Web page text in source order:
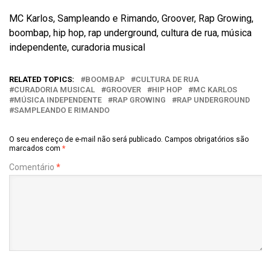
MC Karlos, Sampleando e Rimando, Groover, Rap Growing,
boombap, hip hop, rap underground, cultura de rua, música
independente, curadoria musical
RELATED TOPICS: BOOMBAP
CULTURA DE RUA
CURADORIA MUSICAL
GROOVER HIP HOP
MC KARLOS
MÚSICA INDEPENDENTE
RAP GROWING
RAP UNDERGROUND
SAMPLEANDO E RIMANDO
O seu endereço de e-mail não será publicado. Campos obrigatórios são
marcados com *
Comentário *